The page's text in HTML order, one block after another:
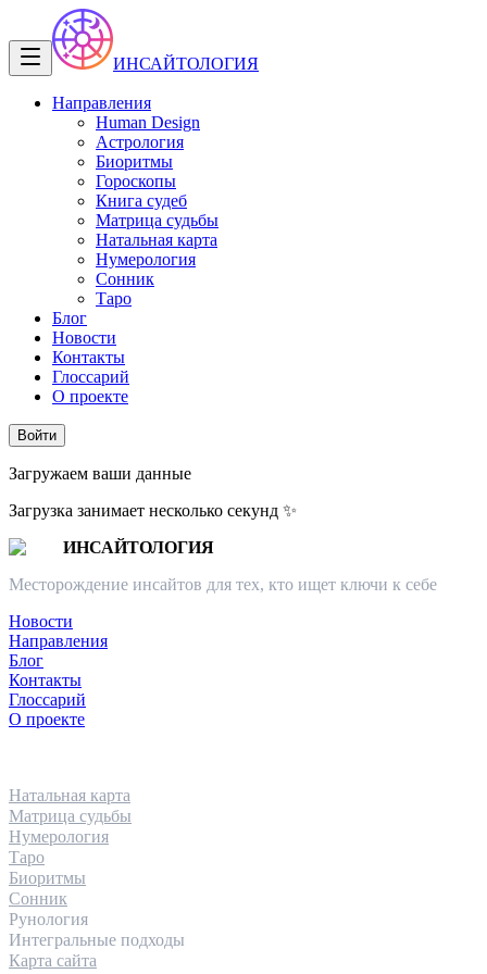
ИНСАЙТОЛОГИЯ
Направления
Human Design
Астрология
Биоритмы
Гороскопы
Книга судеб
Матрица судьбы
Натальная карта
Нумерология
Сонник
Таро
Блог
Новости
Контакты
Глоссарий
О проекте
Войти
Загружаем ваши данные
Загрузка занимает несколько секунд ✨
ИНСАЙТОЛОГИЯ
Месторождение инсайтов для тех, кто ищет ключи к себе
Новости
Направления
Блог
Контакты
Глоссарий
О проекте
Натальная карта
Матрица судьбы
Нумерология
Таро
Биоритмы
Сонник
Рунология
Интегральные подходы
Карта сайта